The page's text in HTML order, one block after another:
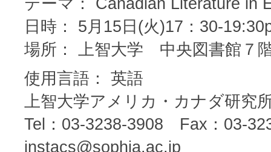
テーマ： Canadian Literature in
日時： 5月15日(火)17：30-
場所： 上智大学 中央図書館７
使用言語： 英語
上智大学アメリカ・カナダ研究
Tel：03-3238-3908 Fax：03-
instacs@sophia.ac.jp